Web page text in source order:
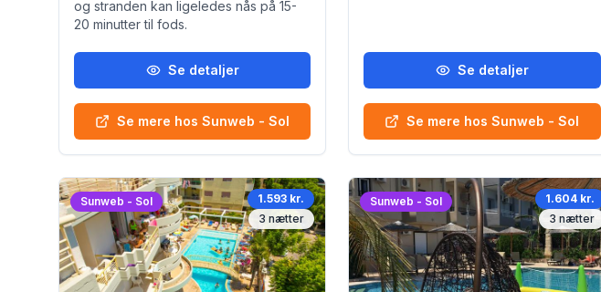
og stranden kan ligeledes nås på 15-
20 minutter til fods.
Se detaljer
Se mere hos Sunweb - Sol
Se detaljer
Se mere hos Sunweb - Sol
Sunweb - Sol
1.593 kr.
3 nætter
Sunweb - Sol
1.604 kr.
3 nætter